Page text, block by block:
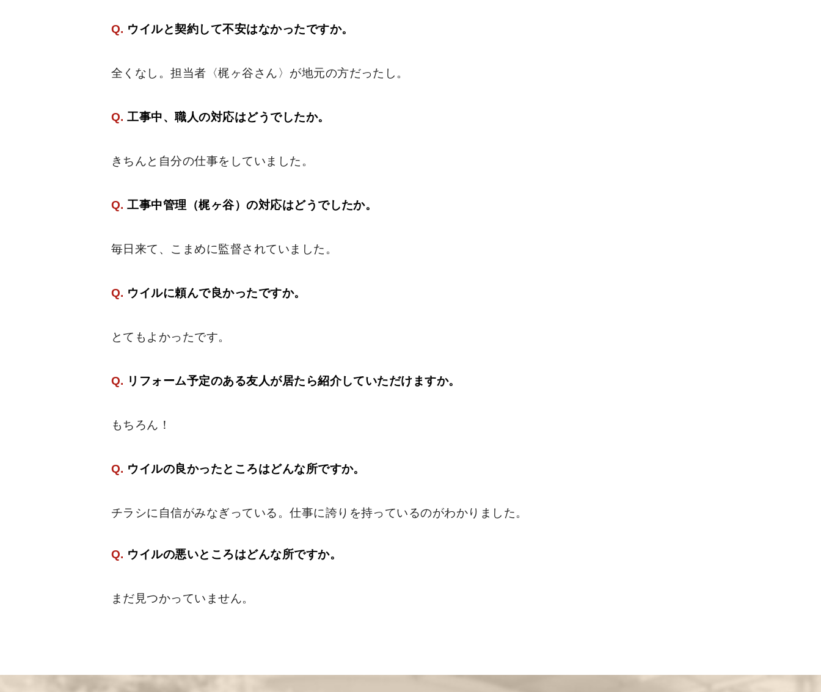
Q. ウイルと契約して不安はなかったですか。
全くなし。担当者〈梶ヶ谷さん〉が地元の方だったし。
Q.工事中、職人の対応はどうでしたか。
きちんと自分の仕事をしていました。
Q.工事中管理（梶ヶ谷）の対応はどうでしたか。
毎日来て、こまめに監督されていました。
Q. ウイルに頼んで良かったですか。
とてもよかったです。
Q. リフォーム予定のある友人が居たら紹介していただけますか。
もちろん！
Q. ウイルの良かったところはどんな所ですか。
チラシに自信がみなぎっている。仕事に誇りを持っているのがわかりました。
Q. ウイルの悪いところはどんな所ですか。
まだ見つかっていません。